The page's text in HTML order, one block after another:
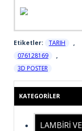
Etiketler: TARIH
,
076128169
,
3D POSTER
KATEGORILER
LAMBİRİ